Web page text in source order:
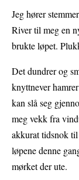
Jeg hører
River til meg en
brukte løpet.
Det dundrer og
knyttnever
kan slå seg
meg vekk fra
akkurat tidsnok
løpene denne
mørket der ute.